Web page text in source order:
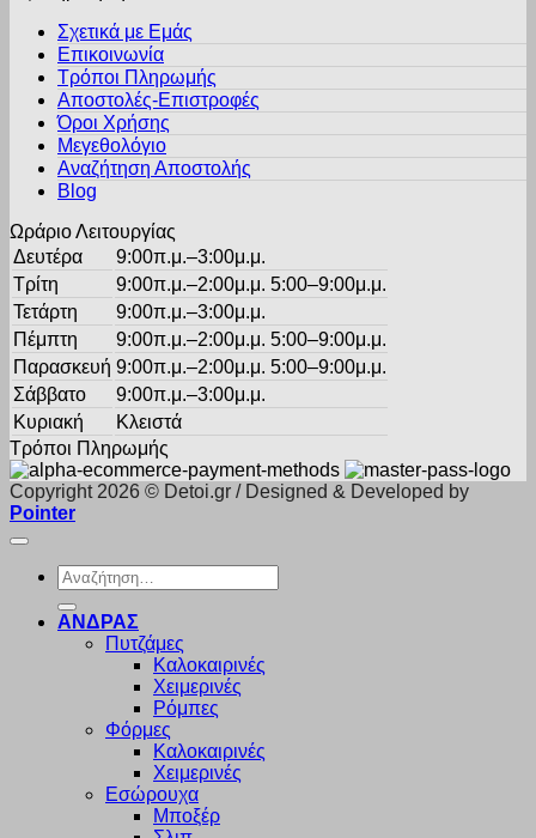
προϊόντος
επιλογές
μπορούν
επιλεγούν
σελίδα
€16.95.είναι:
€11.86.
Σχετικά με Εμάς
Επικοινωνία
Τρόποι Πληρωμής
Αποστολές-Επιστροφές
Όροι Χρήσης
Μεγεθολόγιο
Αναζήτηση Αποστολής
Blog
Ωράριο Λειτουργίας
Δευτέρα
9:00π.μ.–3:00μ.μ.
Τρίτη
9:00π.μ.–2:00μ.μ. 5:00–9:00μ.μ.
Τετάρτη
9:00π.μ.–3:00μ.μ.
Πέμπτη
9:00π.μ.–2:00μ.μ. 5:00–9:00μ.μ.
Παρασκευή 9:00π.μ.–2:00μ.μ. 5:00–9:00μ.μ.
Σάββατο
9:00π.μ.–3:00μ.μ.
Κυριακή
Κλειστά
Τρόποι Πληρωμής
Copyright 2026 © Detoi.gr / Designed & Developed by
Pointer
Αναζήτηση
για:
ΑΝΔΡΑΣ
Πυτζάμες
Καλοκαιρινές
Χειμερινές
Ρόμπες
Φόρμες
Καλοκαιρινές
Χειμερινές
Εσώρουχα
Μποξέρ